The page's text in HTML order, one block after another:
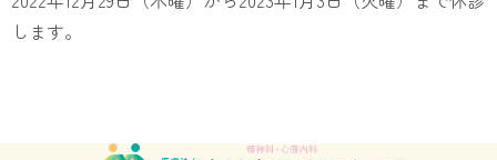
します。